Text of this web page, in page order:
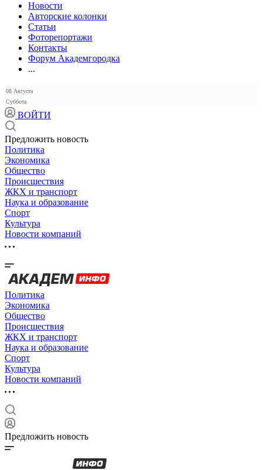
Новости
Авторские колонки
Статьи
Фоторепортажи
Контакты
Форум Академгородка
...
08 Августа
Суббота
ВОЙТИ
Предложить новость
Политика
Экономика
Общество
Происшествия
ЖКХ и транспорт
Наука и образование
Спорт
Культура
Новости компаний
Политика
Экономика
Общество
Происшествия
ЖКХ и транспорт
Наука и образование
Спорт
Культура
Новости компаний
Предложить новость